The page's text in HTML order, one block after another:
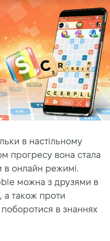
в настільному
прогресу вона стала
в онлайн режимі.
можна з друзями в
а також проти
в знаннях